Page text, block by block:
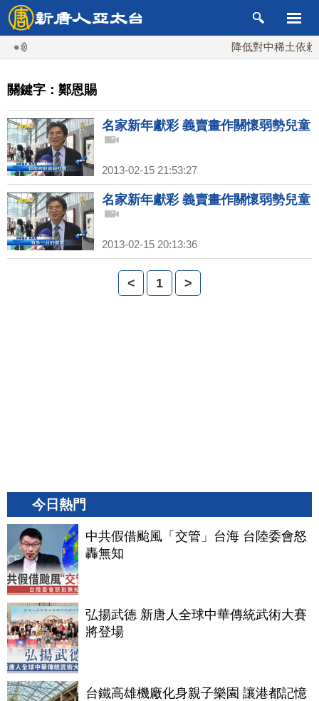
降低對中稀土依賴
關鍵字：鄭恩賜
名家新年獻彩 義賣畫作關懷弱勢兒童
2013-02-15 21:53:27
名家新年獻彩 義賣畫作關懷弱勢兒童
2013-02-15 20:13:36
< 1 >
今日熱門
中共假借颱風「交管」台海 台陸委會怒
轟無知
弘揚武德 新唐人全球中華傳統武術大賽
將登場
台鐵高雄機廠化身親子樂園 讓港都記憶